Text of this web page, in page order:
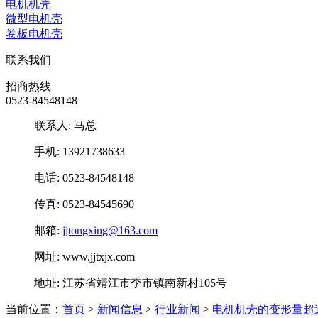
电机机壳
微型电机壳
卷板电机壳
联系我们
招商热线
0523-84548148
联系人: 马总
手机: 13921738633
电话: 0523-84548148
传真: 0523-84545690
邮箱: jjtongxing@163.com
网址: www.jjtxjx.com
地址: 江苏省靖江市季市镇南新村105号
当前位置： 首页 > 新闻信息 > 行业新闻 > 电机机壳的变形量超